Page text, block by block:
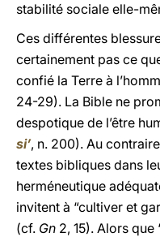
stabilité sociale elle-
Ces différentes
certainement pas ce
confié la Terre à
24-29). La Bible ne
despotique de l’être
si’, n. 200). Au
textes bibliques dans
herméneutique
invitent à “cultiver et
(cf. Gn 2, 15). Alors